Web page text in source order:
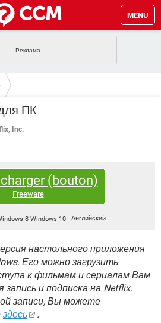
MENU
GOOGLE
ИГРЫ
ВКОНТАКТЕ
INSTAGRAM
ИГРЫ
ВКОНТАКТЕ
TELEGRAM
ВКОНТАКТЕ
GOOGLE
ПК
Inc.
(bouton)
Freeware
8 Windows 10 - Английский
настольного приложения
Его можно загрузить
к фильмам и сериалам Вам
и подписка на Netflix.
записи, Вы можете
здесь .